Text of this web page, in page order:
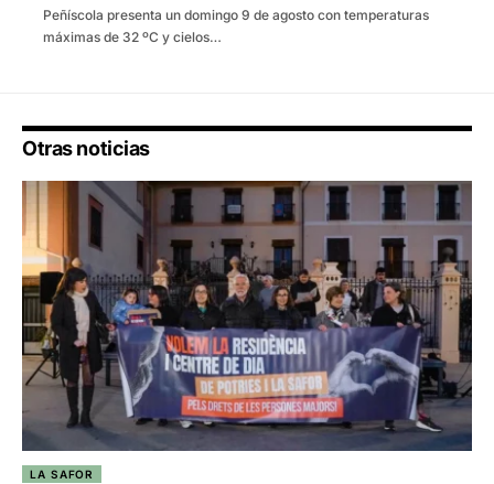
Peñíscola presenta un domingo 9 de agosto con temperaturas
máximas de 32 ºC y cielos…
Otras noticias
LA SAFOR